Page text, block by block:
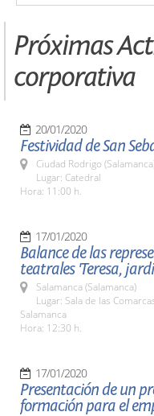
Próximas
corporativa
20/01/2020
Festividad de San
Ciudad Rodrigo
Lugar: Catedral
Hora: 11:00 h.
17/01/2020
Balance de las
teatrales 'Teresa,
Salamanca (Salamanca)
Lugar: Sala de las
Salamanca
Hora: 12:30 h.
17/01/2020
Presentación de un
formación para el